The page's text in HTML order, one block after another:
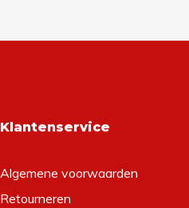
Klantenservice
Algemene voorwaarden
Retourneren